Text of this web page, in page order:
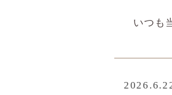
いつも